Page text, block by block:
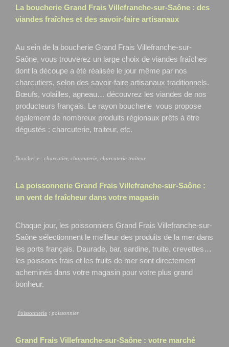
La boucherie Grand Frais Villefranche-sur-Saône : des
viandes fraîches et des savoir-faire artisanaux
Au sein de la boucherie Grand Frais Villefranche-sur-
Saône, vous trouverez un large choix de viandes fraîches
dont la découpe a été réalisée le jour même par nos
charcutiers, selon des savoir-faire artisanaux traditionnels.
Bœufs, volailles, agneau… découvrez les viandes de nos
producteurs français. Le rayon boucherie vous propose
également de nombreux produits régionaux prêts à être
dégustés : charcuterie, traiteur, etc.
Boucherie : charcutier, charcuterie, charcuterie traiteur
La poissonnerie Grand Frais Villefranche-sur-Saône :
un vent de fraîcheur dans votre magasin
Chaque jour, les poissonniers Grand Frais Villefranche-sur-
Saône sélectionnent le meilleur des produits de la mer dans
les ports français. Daurade, bar, sardine, truite, crevettes…
les poissons frais et les fruits de mer sont directement
acheminés dans votre magasin pour votre plus grand
bonheur.
Poissonnerie : poissonnier
Grand Frais Villefranche-sur-Saône : votre marché